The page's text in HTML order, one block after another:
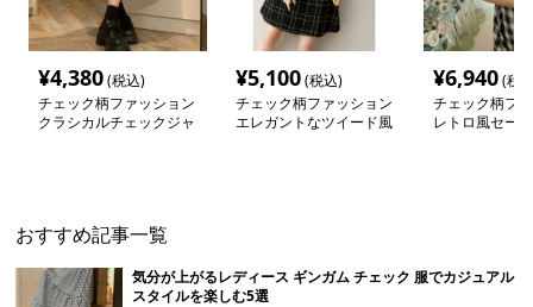
¥4,380(税込)
チェック柄ファッション
クラシカルチェックジャ
¥5,100(税込)
チェック柄ファッション
エレガントなツイード風
¥6,940(税
チェック柄フ
レトロ風セー
おすすめ記事一覧
気分が上がるレディース ギンガム チェック 服でカジュアル
スタイルを楽しむ5選